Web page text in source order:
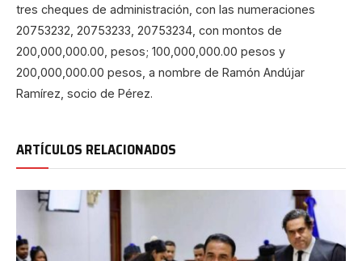
tres cheques de administración, con las numeraciones
20753232, 20753233, 20753234, con montos de
200,000,000.00, pesos; 100,000,000.00 pesos y
200,000,000.00 pesos, a nombre de Ramón Andújar
Ramírez, socio de Pérez.
ARTÍCULOS RELACIONADOS